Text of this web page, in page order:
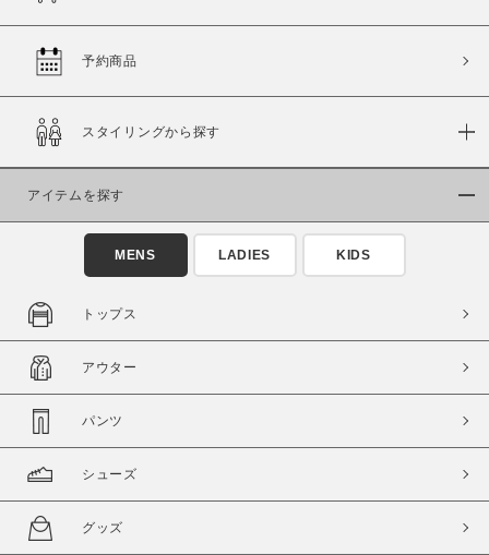
セール価格
在庫
予約商品
スタイリングから探す
アイテムを探す
MENS LADIES KIDS
トップス
アウター
パンツ
シューズ
グッズ